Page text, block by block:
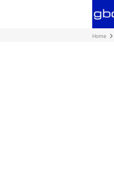
Home